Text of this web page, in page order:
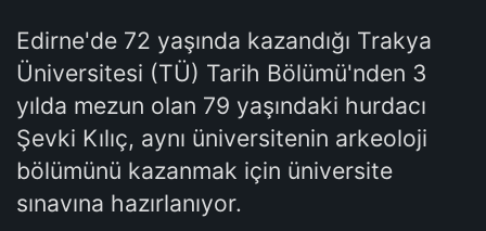
Edirne'de 72 yaşında kazandığı Trakya
Üniversitesi (TÜ) Tarih Bölümü'nden 3
yılda mezun olan 79 yaşındaki hurdacı
Şevki Kılıç, aynı üniversitenin arkeoloji
bölümünü kazanmak için üniversite
sınavına hazırlanıyor.